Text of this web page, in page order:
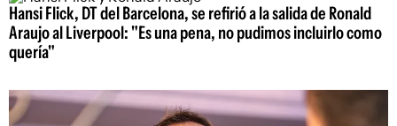
Hansi Flick, DT del Barcelona, se refirió a la salida de Ronald
Araujo al Liverpool: "Es una pena, no pudimos incluirlo como
quería"